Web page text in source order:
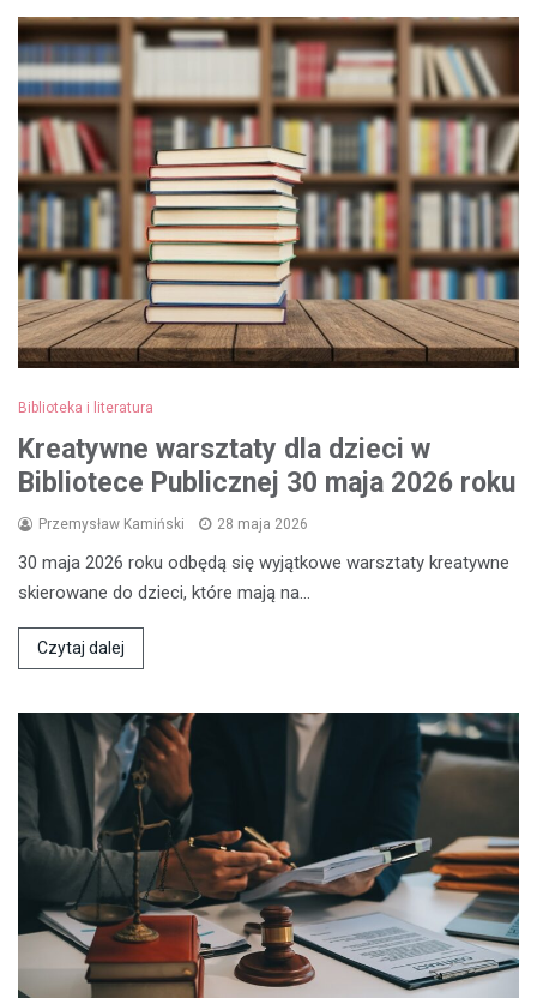
Biblioteka i literatura
Kreatywne warsztaty dla dzieci w
Bibliotece Publicznej 30 maja 2026 roku
Przemysław Kamiński 28 maja 2026
30 maja 2026 roku odbędą się wyjątkowe warsztaty kreatywne
skierowane do dzieci, które mają na…
Czytaj dalej